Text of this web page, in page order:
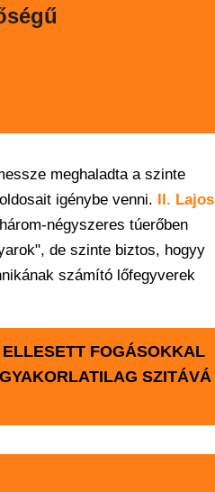
meghaladta a szinte
igénybe venni. II. Lajos
négyszeres túerőben
de szinte biztos, hogyy
számító lőfegyverek
FOGÁSOKKAL
SZITÁVÁ